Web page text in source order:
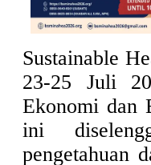
Sustainable
23-25 Juli
Ekonomi dan
ini
pengetahuan